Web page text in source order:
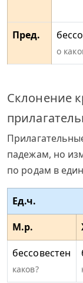
Пред.
о
Склонение
падежам, но
по родам в
Ед.ч.
М.р.
бессовестен
каков?